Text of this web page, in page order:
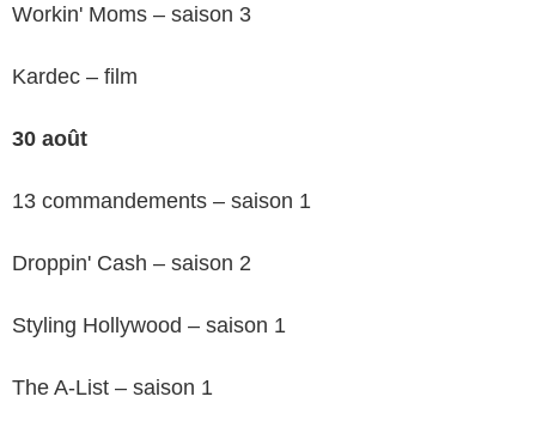
Workin' Moms – saison 3
Kardec – film
30 août
13 commandements – saison 1
Droppin' Cash – saison 2
Styling Hollywood – saison 1
The A-List – saison 1